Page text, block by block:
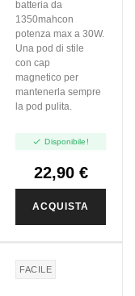
batteria da
1350mahcon
potenza max a 30W.
Una pod di stile
con cap
magnetico per
mantenerla sempre
la pod pulita.
 Disponibile!
22,90 €
ACQUISTA
FACILE